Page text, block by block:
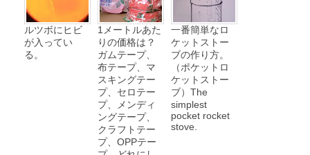
ルツボにヒビ
が入ってい
る。
1メートルあた
りの価格は？
ガムテープ、
布テープ、マ
スキングテー
プ、セロテー
プ、メンディ
ングテープ、
クラフトテー
プ、OPPテー
一番簡単なロ
ケットストー
ブの作り方。
（ポケットロ
ケットストー
ブ）The
simplest
pocket rocket
stove.